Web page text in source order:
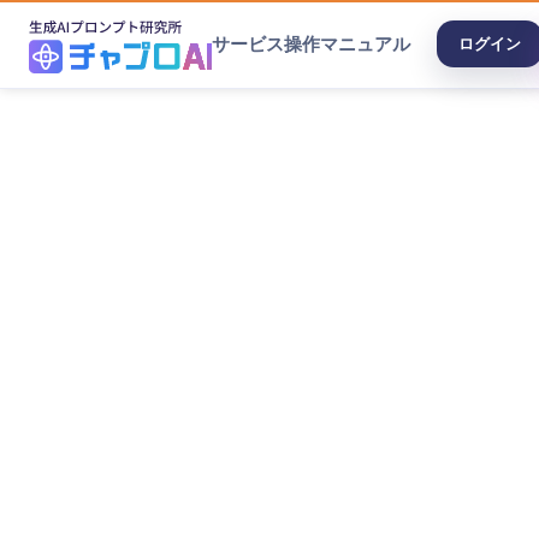
サービス操作マニュアル ログイン